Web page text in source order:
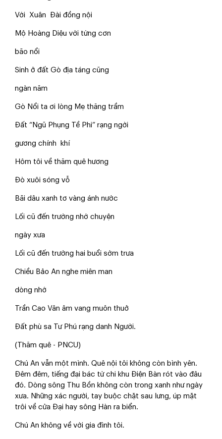
Với Xuân Đài đồng nội
Mộ Hoàng Diệu với từng cơn
bão nổi
Sinh ở đất Gò địa táng cũng
ngàn năm
Gò Nổi ta ơi lòng Mẹ thăng trầm
Đất “Ngũ Phụng Tề Phi” rạng ngời
gương chính khí
Hôm tôi về thăm quê hương
Đò xuôi sóng vỗ
Bãi dâu xanh tơ vàng ánh nước
Lối cũ đến trường nhớ chuyện
ngày xưa
Lối cũ đến trường hai buổi sớm trưa
Chiều Bảo An nghe miên man
dòng nhớ
Trần Cao Vân âm vang muôn thuở
Đất phù sa Tư Phú rạng danh Người.
(Thăm quê - PNCU)
Chú An vẫn một mình. Quê nội tôi không còn bình yên.
Đêm đêm, tiếng đại bác từ chi khu Điện Bàn rót vào đâu
đó. Dòng sông Thu Bồn không còn trong xanh như ngày
xưa. Những xác người, tay buộc chặt sau lưng, úp mặt
trôi về cửa Đại hay sông Hàn ra biển.
Chú An không về với gia đình tôi.